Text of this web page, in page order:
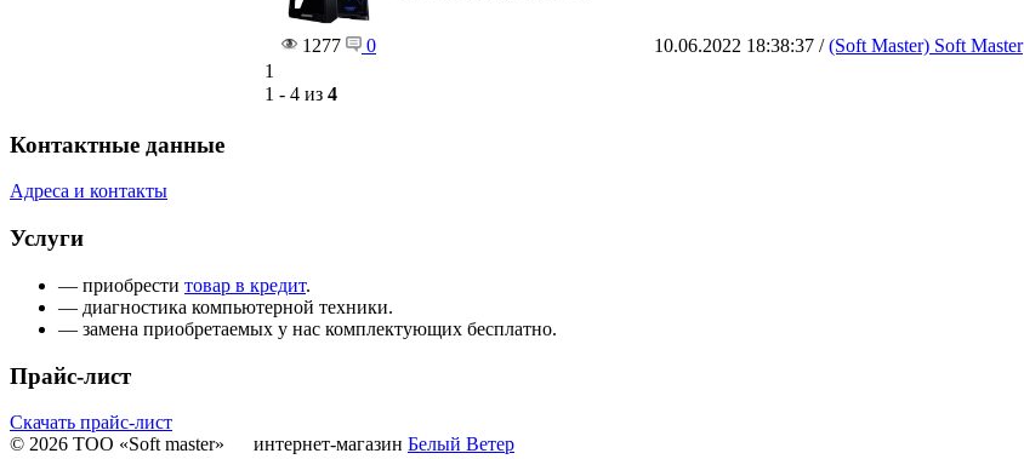
1277 0 10.06.2022 18:38:37 /(Soft Master) Soft Master
1
1 - 4 из 4
Контактные данные
Адреса и контакты
Услуги
— приобрести товар в кредит.
— диагностика компьютерной техники.
— замена приобретаемых у нас комплектующих бесплатно.
Прайс-лист
Скачать прайс-лист
© 2026 ТОО «Soft master»
интернет-магазин Белый Ветер